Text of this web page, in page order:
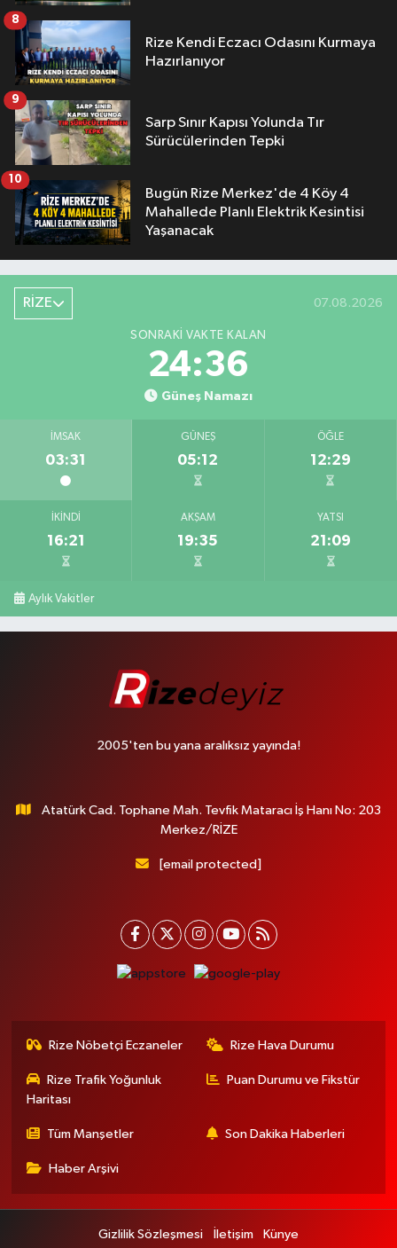
Rize Kendi Eczacı Odasını Kurmaya
Hazırlanıyor
8
Sarp Sınır Kapısı Yolunda Tır
Sürücülerinden Tepki
9
Bugün Rize Merkez'de 4 Köy 4
Mahallede Planlı Elektrik Kesintisi
Yaşanacak
10
RİZE 07.08.2026
SONRAKI VAKTE KALAN
24:35
Güneş Namazı
İMSAK
03:31
GÜNEŞ
05:12
ÖĞLE
12:29
İKINDI
16:21
AKŞAM
19:35
YATSI
21:09
Aylık Vakitler
2005'ten bu yana aralıksız yayında!
Atatürk Cad. Tophane Mah. Tevfik Mataracı İş Hanı No: 203
Merkez/RİZE
[email protected]
Rize Nöbetçi Eczaneler Rize Hava Durumu
Rize Trafik Yoğunluk
Haritası
Puan Durumu ve Fikstür
Tüm Manşetler Son Dakika Haberleri
Haber Arşivi
Gizlilik Sözleşmesi İletişim Künye